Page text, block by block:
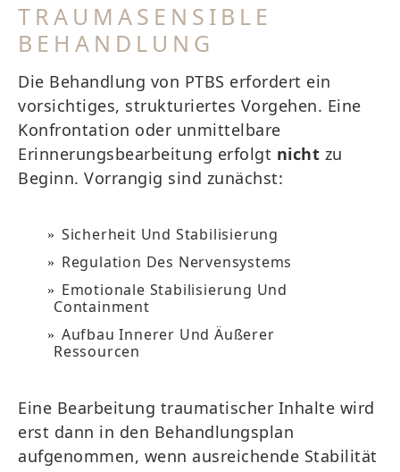
TRAUMASENSIBLE
BEHANDLUNG
Die Behandlung von PTBS erfordert ein
vorsichtiges, strukturiertes Vorgehen. Eine
Konfrontation oder unmittelbare
Erinnerungsbearbeitung erfolgt nicht zu
Beginn. Vorrangig sind zunächst:
Sicherheit Und Stabilisierung
Regulation Des Nervensystems
Emotionale Stabilisierung Und
Containment
Aufbau Innerer Und Äußerer
Ressourcen
Eine Bearbeitung traumatischer Inhalte wird
erst dann in den Behandlungsplan
aufgenommen, wenn ausreichende Stabilität